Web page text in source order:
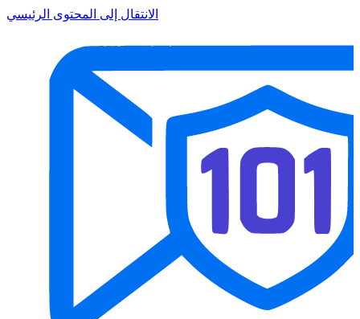
الانتقال إلى المحتوى الرئيسي